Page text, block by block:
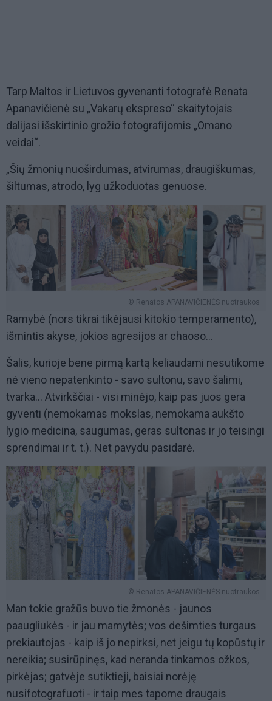
Tarp Maltos ir Lietuvos gyvenanti fotografė Renata
Apanavičienė su „Vakarų ekspreso“ skaitytojais
dalijasi išskirtinio grožio fotografijomis „Omano
veidai“.
„Šių žmonių nuoširdumas, atvirumas, draugiškumas,
šiltumas, atrodo, lyg užkoduotas genuose.
© Renatos APANAVIČIENĖS nuotraukos
Ramybė (nors tikrai tikėjausi kitokio temperamento),
išmintis akyse, jokios agresijos ar chaoso...
Šalis, kurioje bene pirmą kartą keliaudami nesutikome
nė vieno nepatenkinto - savo sultonu, savo šalimi,
tvarka... Atvirkščiai - visi minėjo, kaip pas juos gera
gyventi (nemokamas mokslas, nemokama aukšto
lygio medicina, saugumas, geras sultonas ir jo teisingi
sprendimai ir t. t.). Net pavydu pasidarė.
© Renatos APANAVIČIENĖS nuotraukos
Man tokie gražūs buvo tie žmonės - jaunos
paaugliukės - ir jau mamytės; vos dešimties turgaus
prekiautojas - kaip iš jo nepirksi, net jeigu tų kopūstų ir
nereikia; susirūpinęs, kad neranda tinkamos ožkos,
pirkėjas; gatvėje sutiktieji, baisiai norėję
nusifotografuoti - ir taip mes tapome draugais